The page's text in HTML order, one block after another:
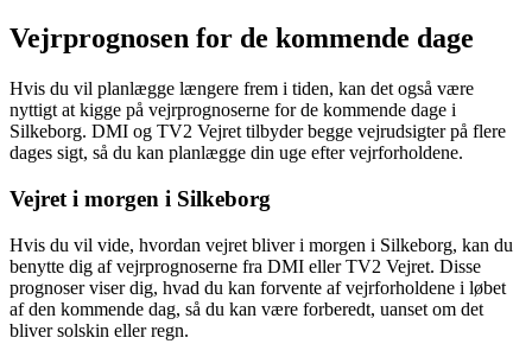
Vejrprognosen for de kommende dage
Hvis du vil planlægge længere frem i tiden, kan det også være
nyttigt at kigge på vejrprognoserne for de kommende dage i
Silkeborg. DMI og TV2 Vejret tilbyder begge vejrudsigter på flere
dages sigt, så du kan planlægge din uge efter vejrforholdene.
Vejret i morgen i Silkeborg
Hvis du vil vide, hvordan vejret bliver i morgen i Silkeborg, kan du
benytte dig af vejrprognoserne fra DMI eller TV2 Vejret. Disse
prognoser viser dig, hvad du kan forvente af vejrforholdene i løbet
af den kommende dag, så du kan være forberedt, uanset om det
bliver solskin eller regn.